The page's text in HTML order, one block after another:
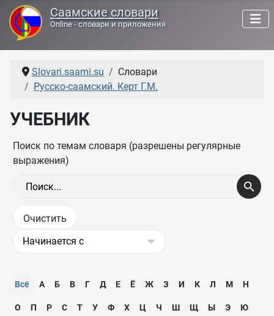
Саамские словари
Online - словари и приложения
Slovari.saami.su
Словари
Русско-саамский. Керт Г.М.
УЧЕБНИК
Поиск по темам словаря (разрешены регулярные
выражения)
Всё А Б В Г Д Е Ё Ж З И К Л М Н
О П Р С Т У Ф Х Ц Ч Ш Щ Ы Э Ю